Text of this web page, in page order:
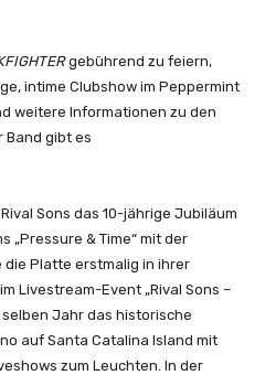
gebührend zu feiern,
intime Clubshow im Peppermint
weitere Informationen zu den
Band gibt es
Sons das 10-jährige Jubiläum
„Pressure & Time“ mit der
die Platte erstmalig in ihrer
Livestream-Event „Rival Sons –
selben Jahr das historische
auf Santa Catalina Island mit
zum Leuchten. In der